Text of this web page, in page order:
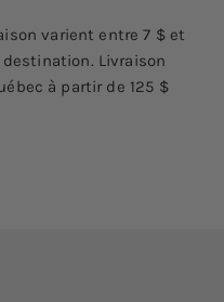
varient entre 7 $ et
Livraison
à partir de 125 $